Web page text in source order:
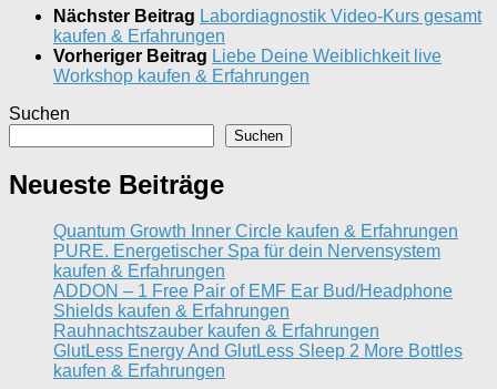
Nächster Beitrag Labordiagnostik Video-Kurs gesamt
kaufen & Erfahrungen
Vorheriger Beitrag Liebe Deine Weiblichkeit live
Workshop kaufen & Erfahrungen
Suchen
Suchen
Neueste Beiträge
Quantum Growth Inner Circle kaufen & Erfahrungen
PURE. Energetischer Spa für dein Nervensystem
kaufen & Erfahrungen
ADDON – 1 Free Pair of EMF Ear Bud/Headphone
Shields kaufen & Erfahrungen
Rauhnachtszauber kaufen & Erfahrungen
GlutLess Energy And GlutLess Sleep 2 More Bottles
kaufen & Erfahrungen